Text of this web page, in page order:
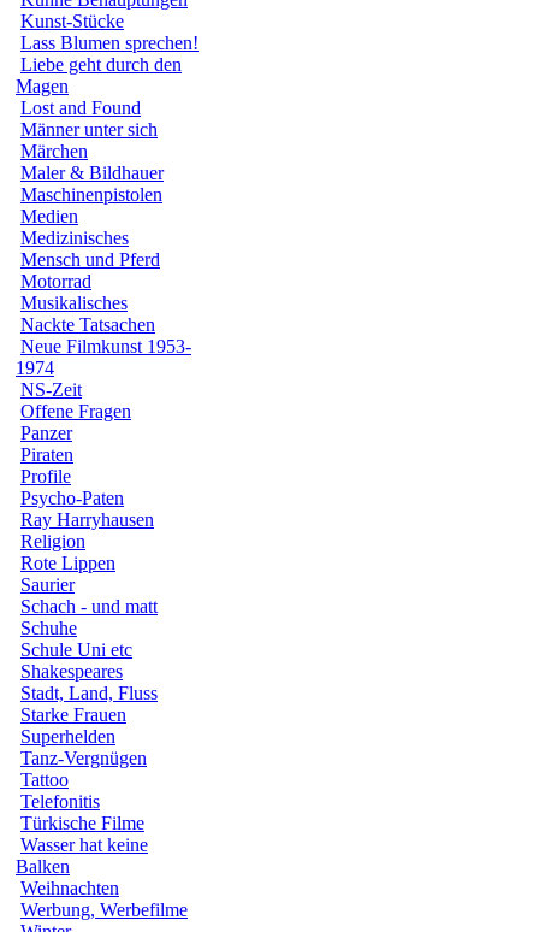
Kunst-Stücke
Lass Blumen sprechen!
Liebe geht durch den
Magen
Lost and Found
Männer unter sich
Märchen
Maler & Bildhauer
Maschinenpistolen
Medien
Medizinisches
Mensch und Pferd
Motorrad
Musikalisches
Nackte Tatsachen
Neue Filmkunst 1953-
1974
NS-Zeit
Offene Fragen
Panzer
Piraten
Profile
Psycho-Paten
Ray Harryhausen
Religion
Rote Lippen
Saurier
Schach - und matt
Schuhe
Schule Uni etc
Shakespeares
Stadt, Land, Fluss
Starke Frauen
Superhelden
Tanz-Vergnügen
Tattoo
Telefonitis
Türkische Filme
Wasser hat keine
Balken
Weihnachten
Werbung, Werbefilme